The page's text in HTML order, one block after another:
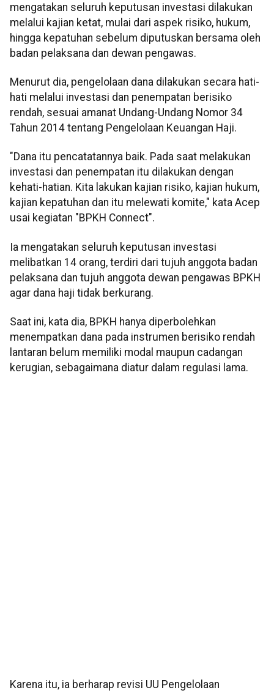
mengatakan seluruh keputusan investasi dilakukan
melalui kajian ketat, mulai dari aspek risiko, hukum,
hingga kepatuhan sebelum diputuskan bersama oleh
badan pelaksana dan dewan pengawas.
Menurut dia, pengelolaan dana dilakukan secara hati-
hati melalui investasi dan penempatan berisiko
rendah, sesuai amanat Undang-Undang Nomor 34
Tahun 2014 tentang Pengelolaan Keuangan Haji.
"Dana itu pencatatannya baik. Pada saat melakukan
investasi dan penempatan itu dilakukan dengan
kehati-hatian. Kita lakukan kajian risiko, kajian hukum,
kajian kepatuhan dan itu melewati komite," kata Acep
usai kegiatan "BPKH Connect".
Ia mengatakan seluruh keputusan investasi
melibatkan 14 orang, terdiri dari tujuh anggota badan
pelaksana dan tujuh anggota dewan pengawas BPKH
agar dana haji tidak berkurang.
Saat ini, kata dia, BPKH hanya diperbolehkan
menempatkan dana pada instrumen berisiko rendah
lantaran belum memiliki modal maupun cadangan
kerugian, sebagaimana diatur dalam regulasi lama.
Karena itu, ia berharap revisi UU Pengelolaan